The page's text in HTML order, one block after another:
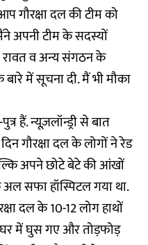
गौरक्षा दल की टीम को
अपनी टीम के सदस्यों
रावत व अन्य संगठन के
में सूचना दी. मैं भी मौका
हैं. न्यूज़लॉन्ड्री से बात
गौरक्षा दल के लोगों ने रेड
अपने छोटे बेटे की आंखों
सफा हॉस्पिटल गया था.
दल के 10-12 लोग हाथों
में घुस गए और तोड़फोड़